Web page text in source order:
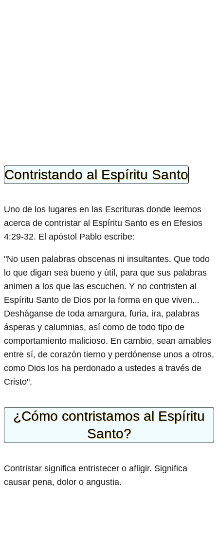
Contristando al Espíritu Santo
Uno de los lugares en las Escrituras donde leemos
acerca de contristar al Espíritu Santo es en Efesios
4:29-32. El apóstol Pablo escribe:
"No usen palabras obscenas ni insultantes. Que todo
lo que digan sea bueno y útil, para que sus palabras
animen a los que las escuchen. Y no contristen al
Espíritu Santo de Dios por la forma en que viven...
Desháganse de toda amargura, furia, ira, palabras
ásperas y calumnias, así como de todo tipo de
comportamiento malicioso. En cambio, sean amables
entre sí, de corazón tierno y perdónense unos a otros,
como Dios los ha perdonado a ustedes a través de
Cristo".
¿Cómo contristamos al Espíritu
Santo?
Contristar significa entristecer o afligir. Significa
causar pena, dolor o angustia.